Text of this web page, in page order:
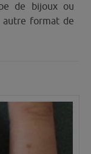
de bijoux ou
autre format de